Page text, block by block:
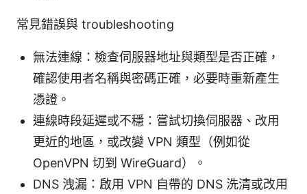
常見錯誤與 troubleshooting
無法連線：檢查伺服器地址與類型是否正確，
確認使用者名稱與密碼正確，必要時重新產生
憑證。
連線時段延遲或不穩：嘗試切換伺服器、改用
更近的地區，或改變 VPN 類型（例如從
OpenVPN 切到 WireGuard）。
DNS 洩漏：啟用 VPN 自帶的 DNS 洗清或改用